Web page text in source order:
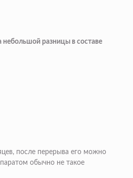
небольшой разницы в составе
после перерыва его можно
обычно не такое